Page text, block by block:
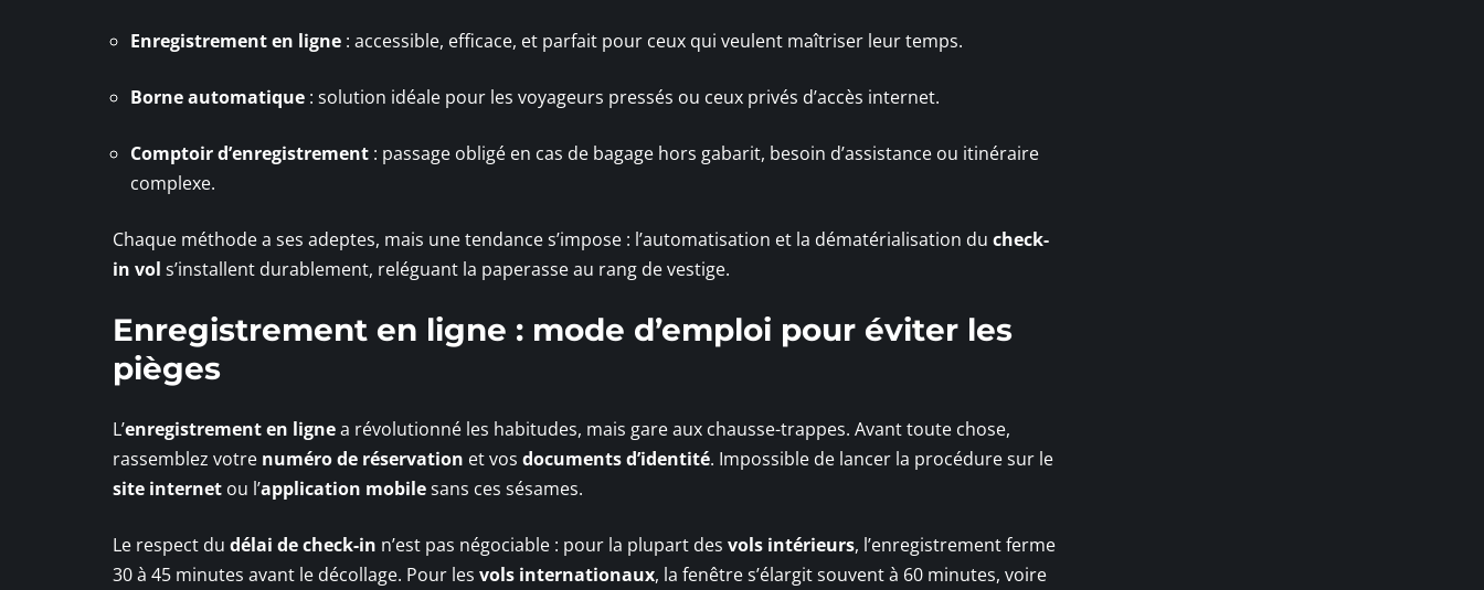
Enregistrement en ligne : accessible, efficace, et parfait pour ceux qui veulent maîtriser leur temps.
Borne automatique : solution idéale pour les voyageurs pressés ou ceux privés d’accès internet.
Comptoir d’enregistrement : passage obligé en cas de bagage hors gabarit, besoin d’assistance ou itinéraire
complexe.
Chaque méthode a ses adeptes, mais une tendance s’impose : l’automatisation et la dématérialisation du check-
in vol s’installent durablement, reléguant la paperasse au rang de vestige.
Enregistrement en ligne : mode d’emploi pour éviter les
pièges
L’enregistrement en lignea révolutionné les habitudes, mais gare aux chausse-trappes. Avant toute chose,
rassemblez votre numéro de réservation et vos documents d’identité. Impossible de lancer la procédure sur le
site internet ou l’application mobilesans ces sésames.
Le respect du délai de check-in n’est pas négociable : pour la plupart des vols intérieurs, l’enregistrement ferme
30 à 45 minutes avant le décollage. Pour les vols internationaux, la fenêtre s’élargit souvent à 60 minutes, voire